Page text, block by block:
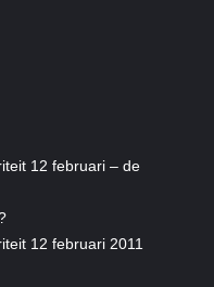
12 februari – de
12 februari 2011